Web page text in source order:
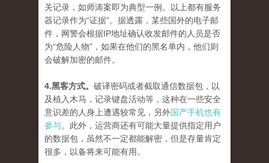
关记录，如师涛案即为典型一例。以上都有服务
器记录作为“证据”。据透露，某些国外的电子邮
件，网警会根据IP地址确认收发邮件的人员是否
为“危险人物”，如果在他们的黑名单内，他们则
会破解加密的邮件。
4.黑客方式。 破译密码或者截取通信数据包，以
及植入木马，记录键盘活动等，这种在一些安全
意识差的人身上遭遇较常见，另外国产手机也有
参与。此外，运营商还有可能大量提供指定用户
的数据包，虽然不一定都能解密，但是存量肯定
很多，以备将来可能有用。